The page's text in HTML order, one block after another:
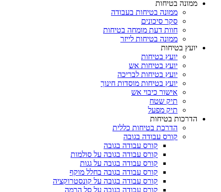
ממונה בטיחות
ממונה בטיחות בעבודה
סקר סיכונים
חוות דעת מומחה בטיחות
ממונה בטיחות לייזר
יועץ בטיחות
יועץ בטיחות
יועץ בטיחות אש
יועץ בטיחות לבריכה
יועץ בטיחות מוסדות חינוך
אישור כיבוי אש
תיק שטח
תיק מפעל
הדרכות בטיחות
הדרכת בטיחות כללית
קורס עבודה בגובה
קורס עבודה בגובה
קורס עבודה בגובה על סולמות
קורס עבודה בגובה על גגות
קורס עבודה בגובה בחלל מוקף
קורס עבודה בגובה על קונסטרוקציה
קורס עבודה בגובה על סל הרמה